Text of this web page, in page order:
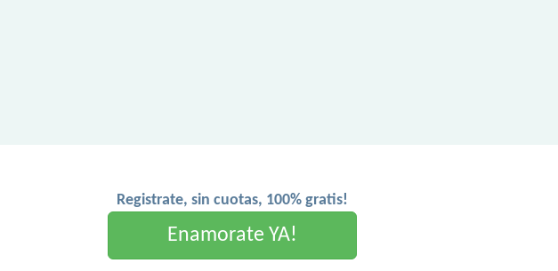
Registrate, sin cuotas, 100% gratis!
Enamorate YA!